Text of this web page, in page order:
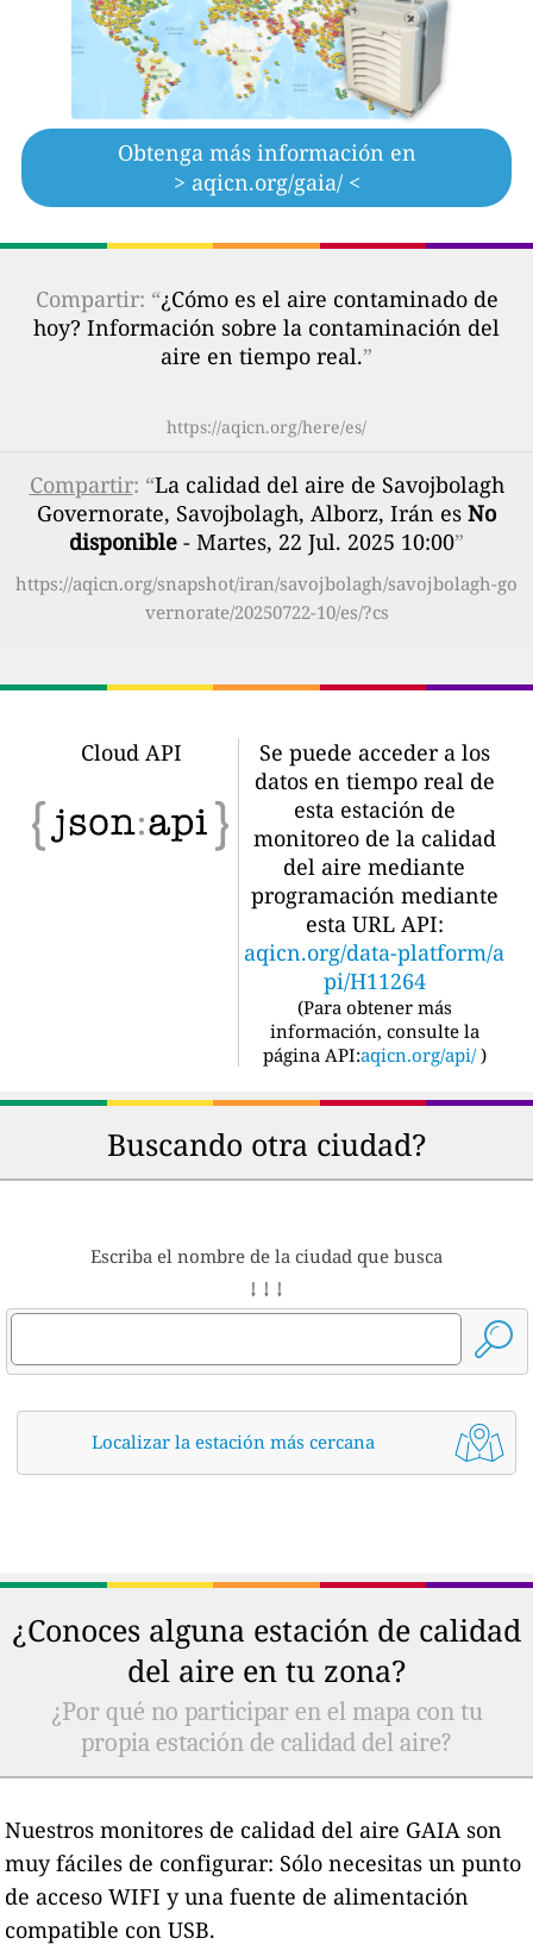
Obtenga más información en
> aqicn.org/gaia/ <
Compartir: “¿Cómo es el aire contaminado de
hoy? Información sobre la contaminación del
aire en tiempo real.”
https://aqicn.org/here/es/
Compartir: “La calidad del aire de Savojbolagh
Governorate, Savojbolagh, Alborz, Irán es No
disponible - Martes, 22 Jul. 2025 10:00”
https://aqicn.org/snapshot/iran/savojbolagh/savojbolagh-go
vernorate/20250722-10/es/?cs
Cloud API
Se puede acceder a los
datos en tiempo real de
esta estación de
monitoreo de la calidad
del aire mediante
programación mediante
esta URL API:
aqicn.org/data-platform/a
pi/H11264
(Para obtener más
información, consulte la
página API:aqicn.org/api/ )
Buscando otra ciudad?
Escriba el nombre de la ciudad que busca
↓ ↓ ↓
Localizar la estación más cercana
¿Conoces alguna estación de calidad
del aire en tu zona?
¿Por qué no participar en el mapa con tu
propia estación de calidad del aire?
Nuestros monitores de calidad del aire GAIA son
muy fáciles de configurar: Sólo necesitas un punto
de acceso WIFI y una fuente de alimentación
compatible con USB.